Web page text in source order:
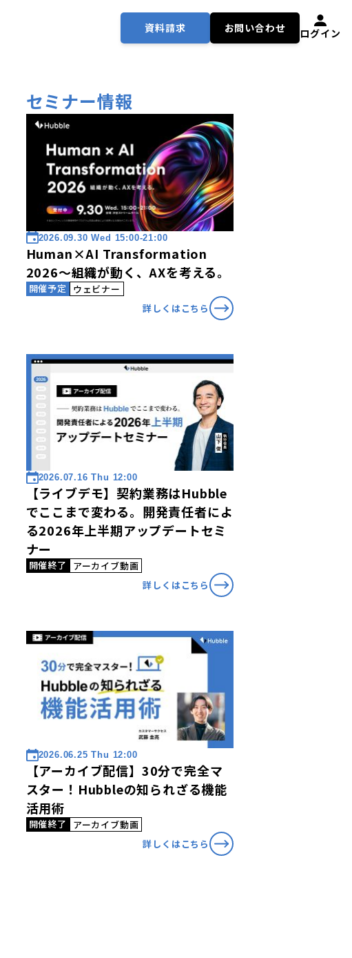
資料請求 お問い合わせ ログイン
セミナー情報
2026.09.30 Wed 15:00-21:00
Human×AI Transformation
2026〜組織が動く、AXを考える。
開催予定
ウェビナー
詳しくはこちら
2026.07.16 Thu 12:00
【ライブデモ】契約業務はHubble
でここまで変わる。開発責任者によ
る2026年上半期アップデートセミ
ナー
開催終了
アーカイブ動画
詳しくはこちら
2026.06.25 Thu 12:00
【アーカイブ配信】30分で完全マ
スター！Hubbleの知られざる機能
活用術
開催終了
アーカイブ動画
詳しくはこちら